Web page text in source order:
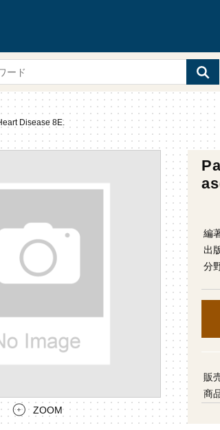
Disease 8E.
ZOOM
編
出
分
販
商